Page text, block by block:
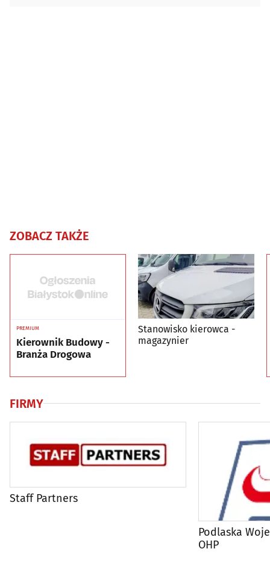
ZOBACZ TAKŻE
PREMIUM
Kierownik Budowy -
Branża Drogowa
Stanowisko kierowca -
magazynier
FIRMY
Staff Partners
Podlaska
OHP